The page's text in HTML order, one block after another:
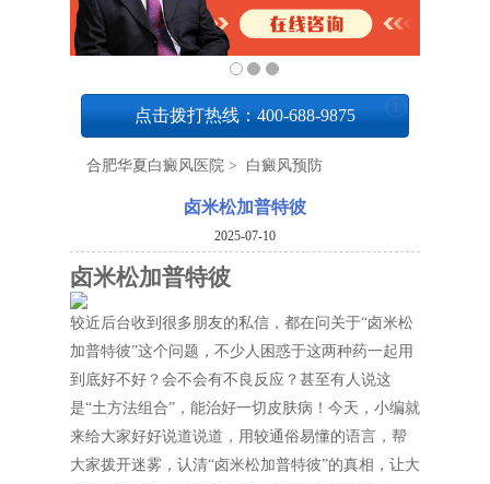
点击拨打热线：400-688-9875
合肥华夏白癜风医院 > 白癜风预防
卤米松加普特彼
2025-07-10
卤米松加普特彼
较近后台收到很多朋友的私信，都在问关于“卤米松
加普特彼”这个问题，不少人困惑于这两种药一起用
到底好不好？会不会有不良反应？甚至有人说这
是“土方法组合”，能治好一切皮肤病！今天，小编就
来给大家好好说道说道，用较通俗易懂的语言，帮
大家拨开迷雾，认清“卤米松加普特彼”的真相，让大